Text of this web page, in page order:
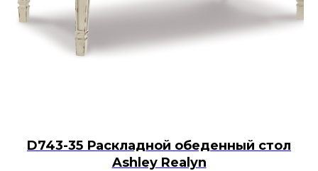
D743-35 Раскладной обеденный стол
Ashley Realyn